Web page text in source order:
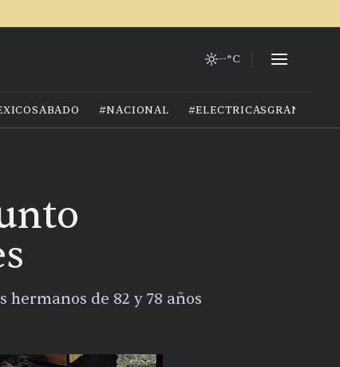
--°C
#NACIONAL #ELECTRICASGRANIZO
de 82 y 78 años